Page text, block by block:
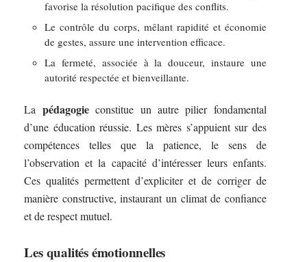
favorise la résolution pacifique des conflits.
Le contrôle du corps, mêlant rapidité et économie
de gestes, assure une intervention efficace.
La fermeté, associée à la douceur, instaure une
autorité respectée et bienveillante.
La pédagogieconstitue un autre pilier fondamental
d’une éducation réussie. Les mères s’appuient sur des
compétences telles que la patience, le sens de
l’observation et la capacité d’intéresser leurs enfants.
Ces qualités permettent d’expliciter et de corriger de
manière constructive, instaurant un climat de confiance
et de respect mutuel.
Les qualités émotionnelles